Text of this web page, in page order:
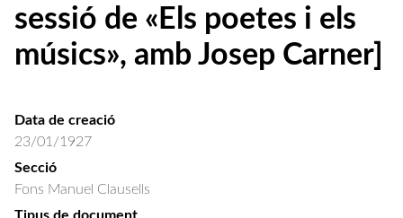
sessió de «Els poetes i els
músics», amb Josep Carner]
Data de creació
23/01/1927
Secció
Fons Manuel Clausells